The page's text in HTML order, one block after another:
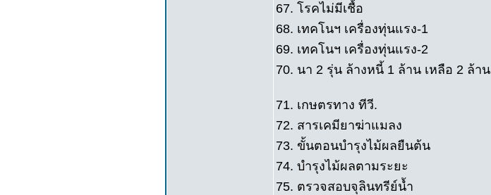
67. โรคไม่มีเชื้อ
68. เทคโนฯ เครื่องทุ่นแรง-1
69. เทคโนฯ เครื่องทุ่นแรง-2
70. นา 2 รุ่น ล้างหนี้ 1 ล้าน เหลือ 2 ล้าน
71. เกษตรทาง ทีวี.
72. สารเคมียาฆ่าแมลง
73. ขั้นตอนบำรุงไม้ผลยืนต้น
74. บำรุงไม้ผลตามระยะ
75. ตรวจสอบจุลินทรีย์น้ำ